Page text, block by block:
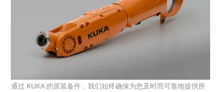
通过 KUKA 的原装备件，我们始终确保为您及时而可靠地提供所